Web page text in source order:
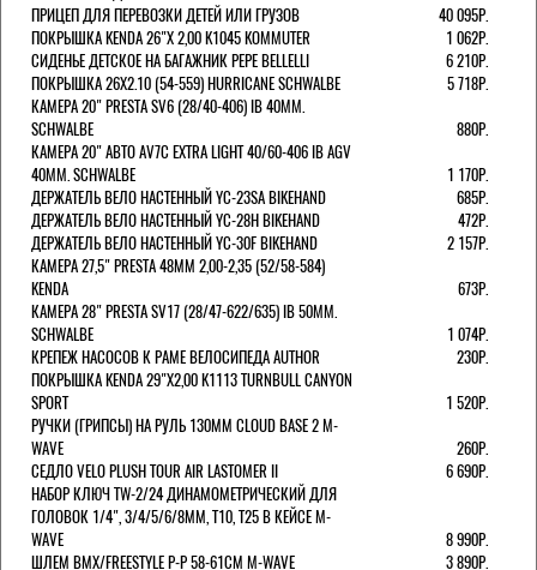
ПРИЦЕП ДЛЯ ПЕРЕВОЗКИ ДЕТЕЙ ИЛИ ГРУЗОВ
40 095Р.
ПОКРЫШКА KENDA 26"Х 2,00 K1045 KOMMUTER
1 062Р.
СИДЕНЬЕ ДЕТСКОЕ НА БАГАЖНИК PEPE BELLELLI
6 210Р.
ПОКРЫШКА 26X2.10 (54-559) HURRICANE SCHWALBE
5 718Р.
КАМЕРА 20" PRESTA SV6 (28/40-406) IB 40MM.
SCHWALBE
880Р.
КАМЕРА 20" АВТО AV7C EXTRA LIGHT 40/60-406 IB AGV
40MM. SCHWALBE
1 170Р.
ДЕРЖАТЕЛЬ ВЕЛО НАСТЕННЫЙ YC-23SA BIKEHAND
685Р.
ДЕРЖАТЕЛЬ ВЕЛО НАСТЕННЫЙ YC-28H BIKEHAND
472Р.
ДЕРЖАТЕЛЬ ВЕЛО НАСТЕННЫЙ YC-30F BIKEHAND
2 157Р.
КАМЕРА 27,5" PRESTA 48ММ 2,00-2,35 (52/58-584)
KENDA
673Р.
КАМЕРА 28" PRESTA SV17 (28/47-622/635) IB 50MM.
SCHWALBE
1 074Р.
КРЕПЕЖ НАСОСОВ К РАМЕ ВЕЛОСИПЕДА AUTHOR
230Р.
ПОКРЫШКА KENDA 29"Х2,00 K1113 TURNBULL CANYON
SPORT
1 520Р.
РУЧКИ (ГРИПСЫ) НА РУЛЬ 130ММ CLOUD BASE 2 M-
WAVE
260Р.
СЕДЛО VELO PLUSH TOUR AIR LASTOMER II
6 690Р.
НАБОР КЛЮЧ TW-2/24 ДИНАМОМЕТРИЧЕСКИЙ ДЛЯ
ГОЛОВОК 1/4", 3/4/5/6/8ММ, T10, T25 В КЕЙСЕ M-
WAVE
8 990Р.
ШЛЕМ ВМХ/FREESTYLE Р-Р 58-61СМ M-WAVE
3 890Р.